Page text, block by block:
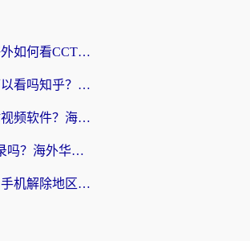
海外党亲测：在海外如何看CCTV？告别“仅限大陆播放”的实用指南
央视影音在海外可以看吗知乎？留学生亲测：3步解决地域限制+追剧自由
在国外怎么看咪咕视频软件？海外党亲测有效的回国加速方案
12123在国外能登录吗？海外华人必看的回国加速实用指南
海外党追剧必备：手机解除地区限制app怎么选？解决央视视频&国内剧地区限制全指南